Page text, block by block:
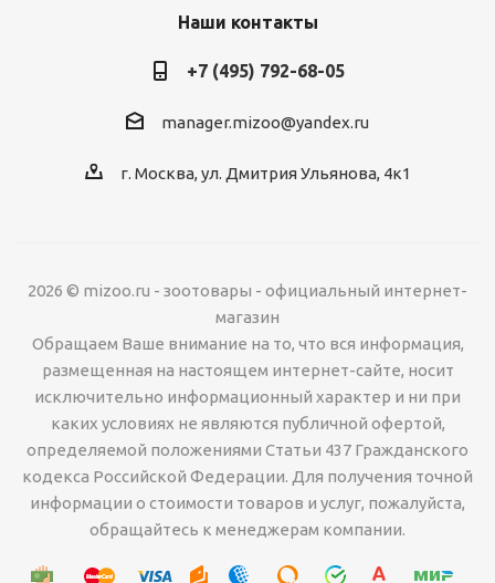
Наши контакты
+7 (495) 792-68-05
manager.mizoo@yandex.ru
г. Москва, ул. Дмитрия Ульянова, 4к1
2026 © mizoo.ru - зоотовары - официальный интернет-
магазин
Обращаем Ваше внимание на то, что вся информация,
размещенная на настоящем интернет-сайте, носит
исключительно информационный характер и ни при
каких условиях не являются публичной офертой,
определяемой положениями Статьи 437 Гражданского
кодекса Российской Федерации. Для получения точной
информации о стоимости товаров и услуг, пожалуйста,
обращайтесь к менеджерам компании.